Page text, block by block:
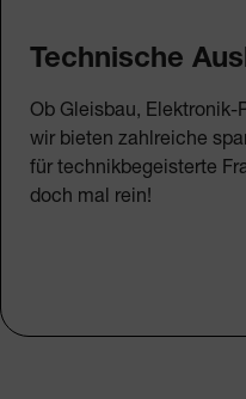
Technische
Ob Gleisbau,
wir bieten zahlreiche
für technikbegeisterte
doch mal rein!